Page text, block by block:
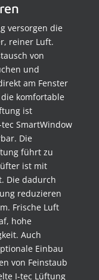
versorgen die
reiner Luft.
von
und
am Fenster
komfortable
ist
SmartWindow
Die
führt zu
ist mit
Die dadurch
reduzieren
Frische Luft
hohe
Auch
Einbau
von Feinstaub
I-tec Lüftung